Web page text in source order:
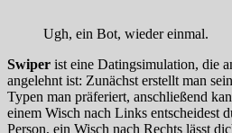
Ugh, ein Bot, wieder einmal.
Swiper ist eine Datingsimulation, die
angelehnt ist: Zunächst erstellt man
Typen man präferiert, anschließend
einem Wisch nach Links entscheidest
Person, ein Wisch nach Rechts lässt